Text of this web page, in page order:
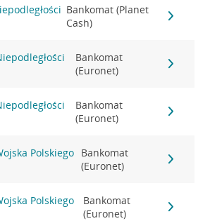
Bankomat (Planet
Cash)
Bankomat
(Euronet)
Bankomat
(Euronet)
Polskiego Bankomat
(Euronet)
Polskiego
Bankomat
(Euronet)